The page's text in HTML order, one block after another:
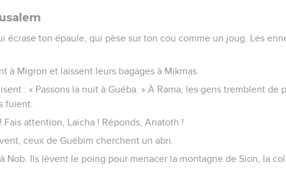
écrase ton épaule, qui pèse sur ton cou comme un joug. Les
à Migron et laissent leurs bagages à Mikmas.
: « Passons la nuit à Guéba. » À Rama, les gens tremblent de
fuient.
Fais attention, Laïcha ! Réponds, Anatoth !
ceux de Guébim cherchent un abri.
Nob. Ils lèvent le poing pour menacer la montagne de Sion, la